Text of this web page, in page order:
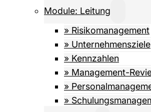
Module: Leitung
» Risiko­management
» Unternehmensziele
» Kennzahlen
» Management-
»
»